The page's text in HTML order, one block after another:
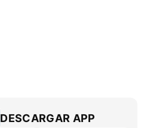
DESCARGAR APP